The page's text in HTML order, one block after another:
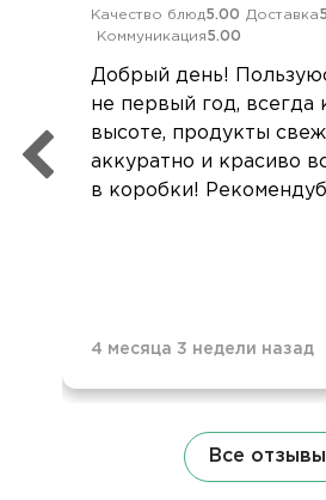
Качество блюд5.00 Доставка
Коммуникация5.00
Добрый день!
не первый год, всегда
высоте, продукты
аккуратно и красиво
в коробки!
4 месяца 3 недели назад
Все отзывы